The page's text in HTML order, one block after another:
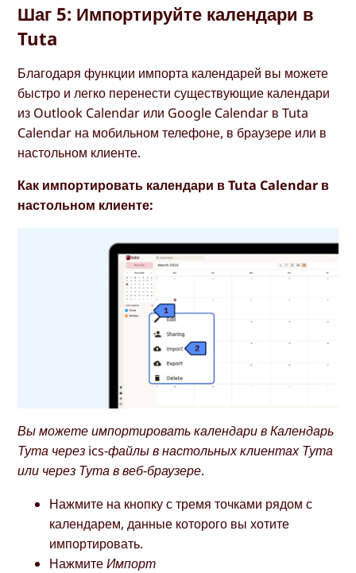
Шаг 5: Импортируйте календари в
Tuta
Благодаря функции импорта календарей вы можете
быстро и легко перенести существующие календари
из Outlook Calendar или Google Calendar в Tuta
Calendar на мобильном телефоне, в браузере или в
настольном клиенте.
Как импортировать календари в Tuta Calendar в
настольном клиенте:
Вы можете импортировать календари в Календарь
Тута через ics-файлы в настольных клиентах Тута
или через Тута в веб-браузере.
Нажмите на кнопку с тремя точками рядом с
календарем, данные которого вы хотите
импортировать.
НажмитеИмпорт